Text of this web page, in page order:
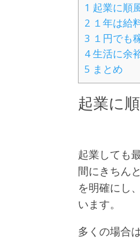
1 起業に順
2 １年は給
3 １円でも
4生活に余
5 まとめ
起業に
起業しても
間にきちん
を明確にし
います。
多くの場合